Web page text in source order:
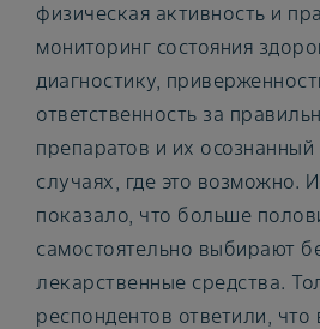
физическая активность и
мониторинг состояния
диагностику,
ответственность за
препаратов и их
случаях, где это возможно.
показало, что больше
самостоятельно выбирают
лекарственные средства.
респондентов ответили,